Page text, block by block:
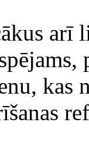
arī
kas